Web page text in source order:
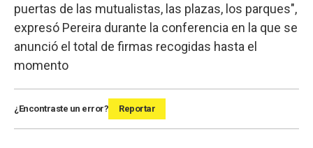
puertas de las mutualistas, las plazas, los parques",
expresó Pereira durante la conferencia en la que se
anunció el total de firmas recogidas hasta el
momento
¿Encontraste un error? Reportar